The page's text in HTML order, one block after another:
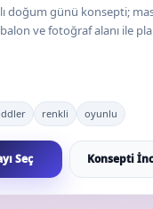
doğum günü konsepti;
ve fotoğraf alanı ile
renkli oyunlu
Seç Konsepti